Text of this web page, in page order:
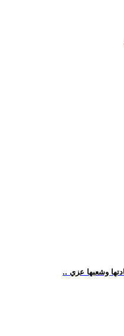
وشعبها عزي